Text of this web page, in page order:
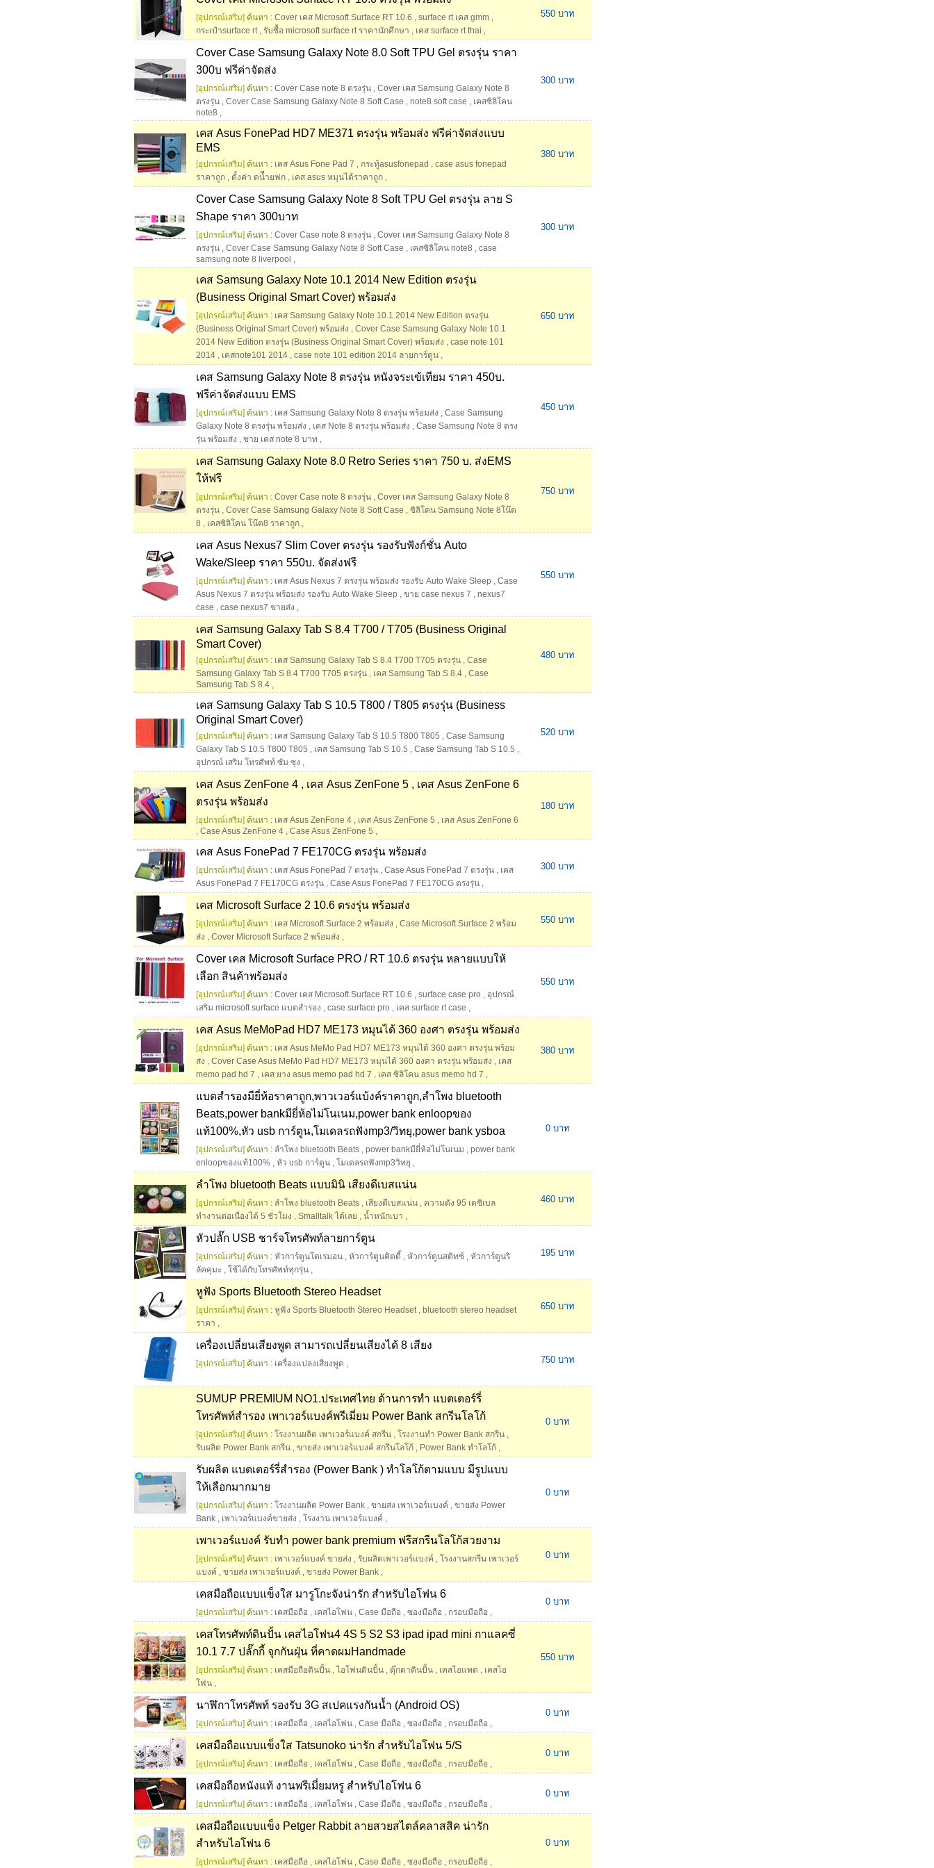
[อุปกรณ์เสริม] ค้นหา : Cover เคส Microsoft Surface RT 10.6 , surface rt เคส gmm ,
กระเป๋าsurface rt, รับซื้อ microsoft surface rt ราคานักศึกษา , เคส surface rt thai ,
550 บาท
Cover Case Samsung Galaxy Note 8.0 Soft TPU Gel ตรงรุ่น ราคา
300บ ฟรีค่าจัดส่ง
[อุปกรณ์เสริม] ค้นหา : Cover Case note 8 ตรงรุ่น , Cover เคส Samsung Galaxy Note 8
ตรงรุ่น , Cover Case Samsung Galaxy Note 8 Soft Case , note8 soft case , เคสซิลิโคน
note8 ,
300 บาท
เคส Asus FonePad HD7 ME371 ตรงรุ่น พร้อมส่ง ฟรีค่าจัดส่งแบบ
EMS
[อุปกรณ์เสริม] ค้นหา : เคส Asus Fone Pad 7 , กระทู้asusfonepad , case asus fonepad
ราคาถูก , ตั้งค่า ดนืำยฟก , เคส asus หมุนได้ราคาถูก ,
380 บาท
Cover Case Samsung Galaxy Note 8 Soft TPU Gel ตรงรุ่น ลาย S
Shape ราคา 300บาท
[อุปกรณ์เสริม] ค้นหา : Cover Case note 8 ตรงรุ่น , Cover เคส Samsung Galaxy Note 8
ตรงรุ่น , Cover Case Samsung Galaxy Note 8 Soft Case , เคสซิลิโคน note8 , case
samsung note 8 liverpool ,
300 บาท
เคส Samsung Galaxy Note 10.1 2014 New Edition ตรงรุ่น
(Business Original Smart Cover) พร้อมส่ง
[อุปกรณ์เสริม] ค้นหา : เคส Samsung Galaxy Note 10.1 2014 New Edition ตรงรุ่น
(Business Original Smart Cover) พร้อมส่ง , Cover Case Samsung Galaxy Note 10.1
2014 New Edition ตรงรุ่น (Business Original Smart Cover) พร้อมส่ง , case note 101
2014 , เคสnote101 2014 , case note 101 edition 2014 ลายการ์ตูน ,
650 บาท
เคส Samsung Galaxy Note 8 ตรงรุ่น หนังจระเข้เทียม ราคา 450บ.
ฟรีค่าจัดส่งแบบ EMS
[อุปกรณ์เสริม] ค้นหา : เคส Samsung Galaxy Note 8 ตรงรุ่น พร้อมส่ง , Case Samsung
Galaxy Note 8 ตรงรุ่น พร้อมส่ง , เคส Note 8 ตรงรุ่น พร้อมส่ง , Case Samsung Note 8 ตรง
รุ่น พร้อมส่ง , ขาย เคส note 8 บาท ,
450 บาท
เคส Samsung Galaxy Note 8.0 Retro Series ราคา 750 บ. ส่งEMS
ให้ฟรี
[อุปกรณ์เสริม] ค้นหา : Cover Case note 8 ตรงรุ่น , Cover เคส Samsung Galaxy Note 8
ตรงรุ่น , Cover Case Samsung Galaxy Note 8 Soft Case , ซิลิโคน Samsung Note 8โน๊ต
8 , เคสซิลิโคน โน๊ต8 ราคาถูก ,
750 บาท
เคส Asus Nexus7 Slim Cover ตรงรุ่น รองรับฟังก์ชั่น Auto
Wake/Sleep ราคา 550บ. จัดส่งฟรี
[อุปกรณ์เสริม] ค้นหา : เคส Asus Nexus 7 ตรงรุ่น พร้อมส่ง รองรับ Auto Wake Sleep , Case
Asus Nexus 7 ตรงรุ่น พร้อมส่ง รองรับ Auto Wake Sleep , ขาย case nexus 7 , nexus7
case , case nexus7 ขายส่ง ,
550 บาท
เคส Samsung Galaxy Tab S 8.4 T700 / T705 (Business Original
Smart Cover)
[อุปกรณ์เสริม] ค้นหา : เคส Samsung Galaxy Tab S 8.4 T700 T705 ตรงรุ่น , Case
Samsung Galaxy Tab S 8.4 T700 T705 ตรงรุ่น , เคส Samsung Tab S 8.4 , Case
Samsung Tab S 8.4 ,
480 บาท
เคส Samsung Galaxy Tab S 10.5 T800 / T805 ตรงรุ่น (Business
Original Smart Cover)
[อุปกรณ์เสริม] ค้นหา : เคส Samsung Galaxy Tab S 10.5 T800 T805 , Case Samsung
Galaxy Tab S 10.5 T800 T805 , เคส Samsung Tab S 10.5 , Case Samsung Tab S 10.5 ,
อุปกรณ์ เสริม โทรศัพท์ ซัม ซุง ,
520 บาท
เคส Asus ZenFone 4 , เคส Asus ZenFone 5 , เคส Asus ZenFone 6
ตรงรุ่น พร้อมส่ง
[อุปกรณ์เสริม] ค้นหา : เคส Asus ZenFone 4 , เคส Asus ZenFone 5 , เคส Asus ZenFone 6
, Case Asus ZenFone 4 , Case Asus ZenFone 5 ,
180 บาท
เคส Asus FonePad 7 FE170CG ตรงรุ่น พร้อมส่ง
[อุปกรณ์เสริม] ค้นหา : เคส Asus FonePad 7 ตรงรุ่น , Case Asus FonePad 7 ตรงรุ่น , เคส
Asus FonePad 7 FE170CG ตรงรุ่น , Case Asus FonePad 7 FE170CG ตรงรุ่น ,
300 บาท
เคส Microsoft Surface 2 10.6 ตรงรุ่น พร้อมส่ง
[อุปกรณ์เสริม] ค้นหา : เคส Microsoft Surface 2 พร้อมส่ง , Case Microsoft Surface 2 พร้อม
ส่ง , Cover Microsoft Surface 2 พร้อมส่ง ,
550 บาท
Cover เคส Microsoft Surface PRO / RT 10.6 ตรงรุ่น หลายแบบให้
เลือก สินค้าพร้อมส่ง
[อุปกรณ์เสริม] ค้นหา : Cover เคส Microsoft Surface RT 10.6 , surface case pro , อุปกรณ์
เสริม microsoft surface แบตสำรอง , case surface pro , เคส surface rt case ,
550 บาท
เคส Asus MeMoPad HD7 ME173 หมุนได้ 360 องศา ตรงรุ่น พร้อมส่ง
[อุปกรณ์เสริม] ค้นหา : เคส Asus MeMo Pad HD7 ME173 หมุนได้ 360 องศา ตรงรุ่น พร้อม
ส่ง , Cover Case Asus MeMo Pad HD7 ME173 หมุนได้ 360 องศา ตรงรุ่น พร้อมส่ง , เคส
memo pad hd 7 , เคส ยาง asus memo pad hd 7 , เคส ซิลิโคน asus memo hd 7 ,
380 บาท
แบตสำรองมียี่ห้อราคาถูก,พาวเวอร์แบ้งค์ราคาถูก,ลำโพง bluetooth
Beats,power bankมียี่ห้อไม่โนเนม,power bank enloopของ
แท้100%,หัว usb การ์ตูน,โมเดลรถฟังmp3/วิทยุ,power bank ysboa
[อุปกรณ์เสริม] ค้นหา : ลำโพง bluetooth Beats , power bankมียี่ห้อไม่โนเนม , power bank
enloopของแท้100% , หัว usb การ์ตูน , โมเดลรถฟังmp3วิทยุ ,
0 บาท
ลำโพง bluetooth Beats แบบมินิ เสียงดีเบสแน่น
[อุปกรณ์เสริม] ค้นหา : ลำโพง bluetooth Beats , เสียงดีเบสแน่น , ความดัง 95 เดซิเบล
ทำงานต่อเนื่องได้ 5 ชั่วโมง , Smalltalk ได้เลย , น้ำหนักเบา ,
460 บาท
หัวปลั๊ก USB ชาร์จโทรศัพท์ลายการ์ตูน
[อุปกรณ์เสริม] ค้นหา : หัวการ์ตูนโดเรมอน , หัวการ์ตูนคิตตี้ , หัวการ์ตูนสติทซ์ , หัวการ์ตูนริ
ลัคคุมะ , ใช้ได้กับโทรศัพท์ทุกรุ่น ,
195 บาท
หูฟัง Sports Bluetooth Stereo Headset
[อุปกรณ์เสริม] ค้นหา : หูฟัง Sports Bluetooth Stereo Headset, bluetooth stereo headset
ราคา ,
650 บาท
เครื่องเปลี่ยนเสียงพูด สามารถเปลี่ยนเสียงได้ 8 เสียง
[อุปกรณ์เสริม] ค้นหา : เครื่องแปลงเสียงพูด , 750 บาท
SUMUP PREMIUM NO1.ประเทศไทย ด้านการทำ แบตเตอร์รี่
โทรศัพท์สำรอง เพาเวอร์แบงค์พรีเมี่ยม Power Bank สกรีนโลโก้
[อุปกรณ์เสริม] ค้นหา : โรงงานผลิต เพาเวอร์แบงค์ สกรีน , โรงงานทำ Power Bank สกรีน ,
รับผลิต Power Bank สกรีน , ขายส่ง เพาเวอร์แบงค์ สกรีนโลโก้ , Power Bank ทำโลโก้ ,
0 บาท
รับผลิต แบตเตอร์รี่สำรอง (Power Bank ) ทำโลโก้ตามแบบ มีรูปแบบ
ให้เลือกมากมาย
[อุปกรณ์เสริม] ค้นหา : โรงงานผลิต Power Bank , ขายส่ง เพาเวอร์แบงค์ , ขายส่ง Power
Bank , เพาเวอร์แบงค์ขายส่ง , โรงงาน เพาเวอร์แบงค์ ,
0 บาท
เพาเวอร์แบงค์ รับทำ power bank premium ฟรีสกรีนโลโก้สวยงาม
[อุปกรณ์เสริม] ค้นหา : เพาเวอร์แบงค์ ขายส่ง , รับผลิตเพาเวอร์แบงค์ , โรงงานสกรีน เพาเวอร์
แบงค์ , ขายส่ง เพาเวอร์แบงค์ , ขายส่ง Power Bank ,
0 บาท
เคสมือถือแบบแข็งใส มารูโกะจังน่ารัก สำหรับไอโฟน 6
[อุปกรณ์เสริม] ค้นหา : เคสมือถือ , เคสไอโฟน , Case มือถือ , ซองมือถือ , กรอบมือถือ ,
0 บาท
เคสโทรศัพท์ดินปั้น เคสไอโฟน4 4S 5 S2 S3 ipad ipad mini กาแลคซี่
10.1 7.7 ​ปลั๊กกี้ จุกกันฝุ่น ที่คาดผมHandmade
[อุปกรณ์เสริม] ค้นหา : เคสมือถือดินปั้น , ไอโฟนดินปั้น , ตุ๊กตาดินปั้น , เคสไอแพด , เคสไอ
โฟน ,
550 บาท
นาฬิกาโทรศัพท์ รองรับ 3G สเปคแรงกันน้ำ (Android OS)
[อุปกรณ์เสริม] ค้นหา : เคสมือถือ , เคสไอโฟน , Case มือถือ , ซองมือถือ , กรอบมือถือ ,
0 บาท
เคสมือถือแบบแข็งใส Tatsunoko น่ารัก สำหรับไอโฟน 5/S
[อุปกรณ์เสริม] ค้นหา : เคสมือถือ , เคสไอโฟน , Case มือถือ , ซองมือถือ , กรอบมือถือ ,
0 บาท
เคสมือถือหนังแท้ งานพรีเมี่ยมหรู สำหรับไอโฟน 6
[อุปกรณ์เสริม] ค้นหา : เคสมือถือ , เคสไอโฟน , Case มือถือ , ซองมือถือ , กรอบมือถือ ,
0 บาท
เคสมือถือแบบแข็ง Petger Rabbit ลายสวยสไตล์คลาสสิค น่ารัก
สำหรับไอโฟน 6
[อุปกรณ์เสริม] ค้นหา : เคสมือถือ , เคสไอโฟน , Case มือถือ , ซองมือถือ , กรอบมือถือ ,
0 บาท